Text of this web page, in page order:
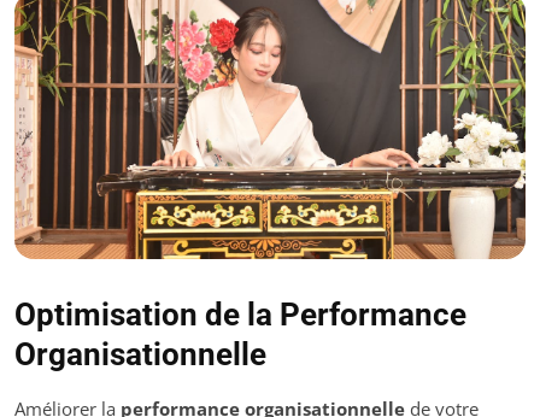
Optimisation de la Performance
Organisationnelle
Améliorer la performance organisationnelle de votre